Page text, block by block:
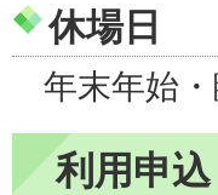
休場日
年末年始
利用申込